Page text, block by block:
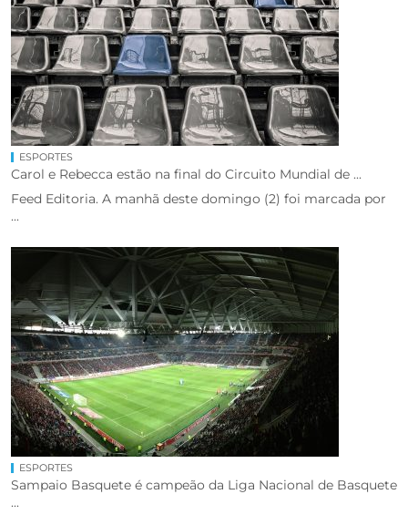
ESPORTES
Carol e Rebecca estão na final do Circuito Mundial de ...
Feed Editoria. A manhã deste domingo (2) foi marcada por
...
ESPORTES
Sampaio Basquete é campeão da Liga Nacional de Basquete
...